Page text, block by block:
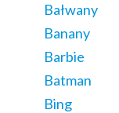
Bałwany
Banany
Barbie
Batman
Bing